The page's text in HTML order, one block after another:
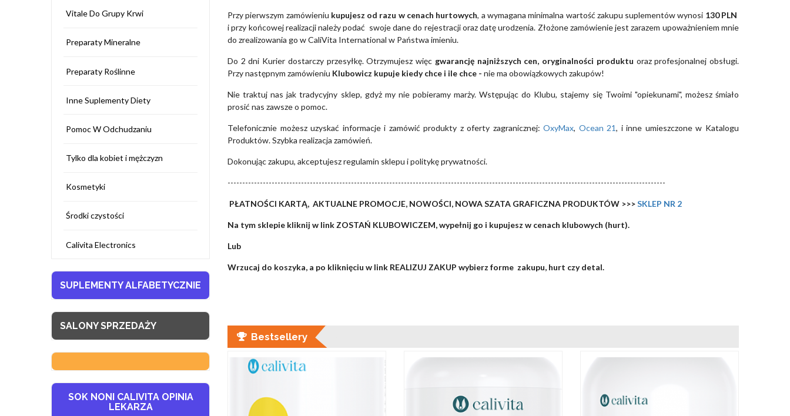
Vitale Do Grupy Krwi
Preparaty Mineralne
Preparaty Roślinne
Inne Suplementy Diety
Pomoc W Odchudzaniu
Tylko dla kobiet i mężczyzn
Kosmetyki
Środki czystości
Calivita Electronics
SUPLEMENTY ALFABETYCZNIE
SALONY SPRZEDAŻY
SOK NONI CALIVITA OPINIA
LEKARZA
Przy pierwszym zamówieniu kupujesz od razu w cenach hurtowych, a wymagana minimalna wartość zakupu suplementów wynosi 130 PLN
i przy końcowej realizacji należy podać swoje dane do rejestracji oraz datę urodzenia. Złożone zamówienie jest zarazem upoważnieniem mnie
do zrealizowania go w CaliVita International w Państwa imieniu.
Do 2 dni Kurier dostarczy przesyłkę. Otrzymujesz więc gwarancję najniższych cen, oryginalności produktu oraz profesjonalnej obsługi.
Przy następnym zamówieniu Klubowicz kupuje kiedy chce i ile chce - nie ma obowiązkowych zakupów!
Nie traktuj nas jak tradycyjny sklep, gdyż my nie pobieramy marży. Wstępując do Klubu, stajemy się Twoimi "opiekunami", możesz śmiało
prosić nas zawsze o pomoc.
Telefonicznie możesz uzyskać informacje i zamówić produkty z oferty zagranicznej: OxyMax, Ocean 21, i inne umieszczone w Katalogu
Produktów. Szybka realizacja zamówień.
Dokonując zakupu, akceptujesz regulamin sklepu i politykę prywatności.
-----------------------------------------------------------------------------------------------------------------------------------------------------
PŁATNOŚCI KARTĄ, AKTUALNE PROMOCJE, NOWOŚCI, NOWA SZATA GRAFICZNA PRODUKTÓW >>>SKLEP NR 2
Na tym sklepie kliknij w link ZOSTAŃ KLUBOWICZEM, wypełnij go i kupujesz w cenach klubowych (hurt).
Lub
Wrzucaj do koszyka, a po kliknięciu w link REALIZUJ ZAKUP wybierz forme zakupu, hurt czy detal.
Bestsellery